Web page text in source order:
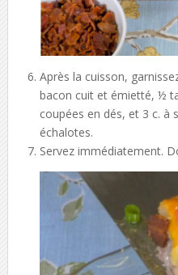
Après la cuisson,
bacon cuit et émietté, ½
coupées en dés, et 3 c. à
échalotes.
Servez immédiatement.